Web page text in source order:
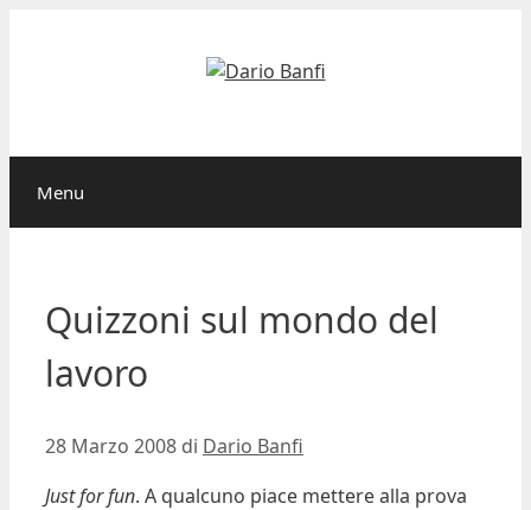
Menu
Quizzoni sul mondo del
lavoro
28 Marzo 2008 di Dario Banfi
Just for fun. A qualcuno piace mettere alla prova